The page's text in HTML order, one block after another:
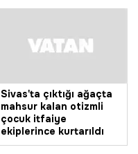
Sivas'ta çıktığı ağaçta
mahsur kalan otizmli
çocuk itfaiye
ekiplerince kurtarıldı